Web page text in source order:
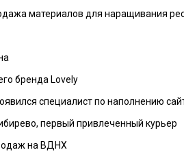
материалов для наращивания
бренда Lovely
специалист по наполнению
первый привлеченный курьер
на ВДНХ